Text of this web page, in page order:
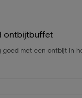
ontbijtbuffet
goed met een ontbijt in